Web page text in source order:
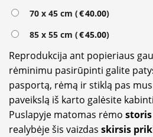
70 x 45 cm (€40.00)
85 x 55 cm (€45.00)
Reprodukcija ant popieriaus
rėminimu pasirūpinti galite
pasportą, rėmą ir stiklą pas
paveikslą iš karto galėsite
Puslapyje matomas rėmo
realybėje šis vaizdas skirsis